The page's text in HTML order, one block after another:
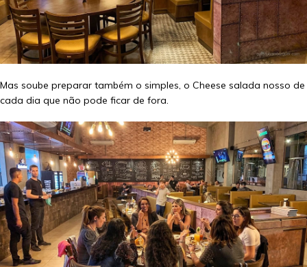
Mas soube preparar também o simples, o Cheese salada nosso de
cada dia que não pode ficar de fora.